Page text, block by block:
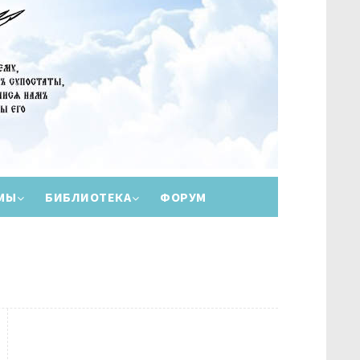
БИБЛИОТЕКА ФОРУМ